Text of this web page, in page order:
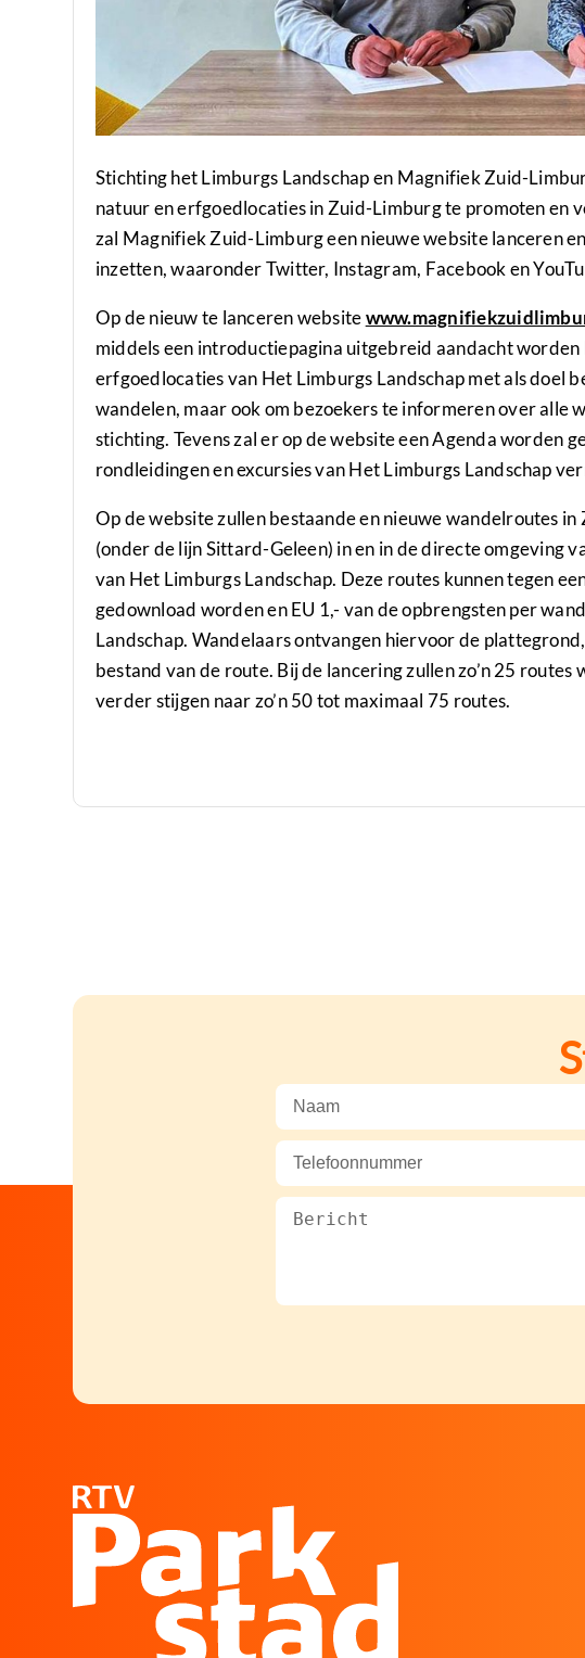
Stichting het Limburgs Landschap en Magnifiek Zuid-
natuur en erfgoedlocaties in Zuid-Limburg te promoten en
zal Magnifiek Zuid-Limburg een nieuwe website lanceren
inzetten, waaronder Twitter, Instagram, Facebook en
Op de nieuw te lanceren website
middels een introductiepagina uitgebreid aandacht
erfgoedlocaties van Het Limburgs Landschap met als doel
wandelen, maar ook om bezoekers te informeren over alle
stichting. Tevens zal er op de website een Agenda worden
rondleidingen en excursies van Het Limburgs Landschap
Op de website zullen bestaande en nieuwe wandelroutes
(onder de lijn Sittard-Geleen) in en in de directe omgeving
van Het Limburgs Landschap. Deze routes kunnen tegen
gedownload worden en EU 1,- van de opbrengsten per
Landschap. Wandelaars ontvangen hiervoor de
bestand van de route. Bij de lancering zullen zo’n 25
verder stijgen naar zo’n 50 tot maximaal 75 routes.